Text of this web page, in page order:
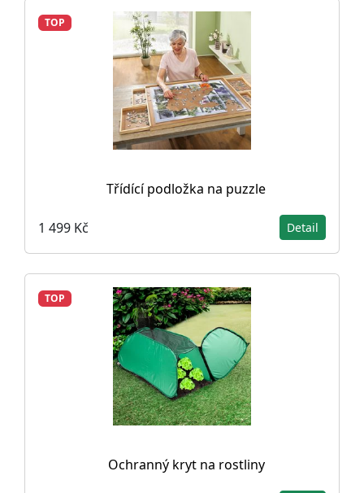
TOP
Třídící podložka na puzzle
1 499 Kč Detail
TOP
Ochranný kryt na rostliny